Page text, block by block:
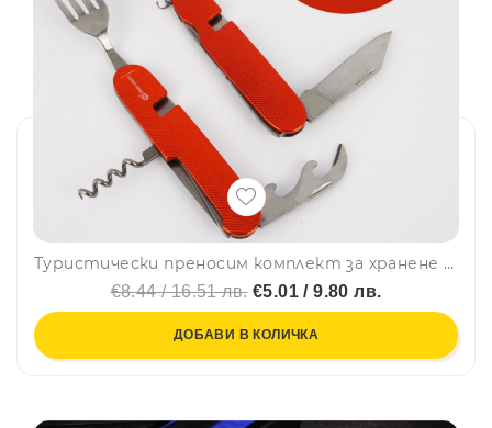
Туристически преносим комплект за хранене 5 в 1 - вилица, лъжица, нож, два вида отварачки, оранжев
€8.44 / 16.51 лв.€5.01 / 9.80 лв.
ДОБАВИ В КОЛИЧКА